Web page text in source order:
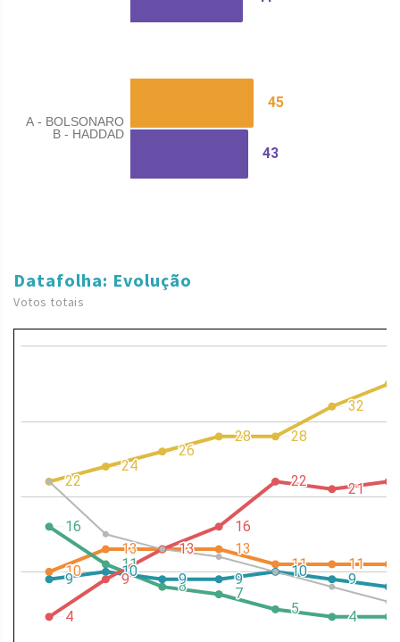
Datafolha: Evolução
Votos totais